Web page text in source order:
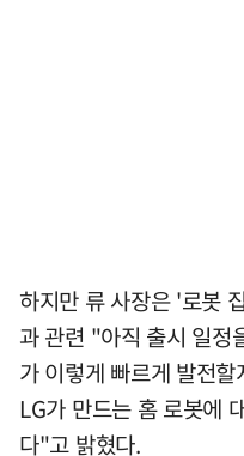
하지만 류 사장은 '로봇
과 관련 "아직 출시 일정
가 이렇게 빠르게 발전
LG가 만드는 홈 로봇에
다"고 밝혔다.